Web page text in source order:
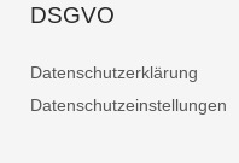
DSGVO
Datenschutzerklärung
Datenschutzeinstellungen